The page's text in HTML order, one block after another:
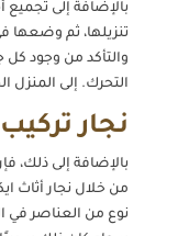
بالإضافة إلى تجميع
تنزيلها، ثم وضعها
والتأكد من وجود كل
التحرك. إلى المنزل
نجار
بالإضافة إلى ذلك،
من خلال نجار أثاث
نوع من العناصر في